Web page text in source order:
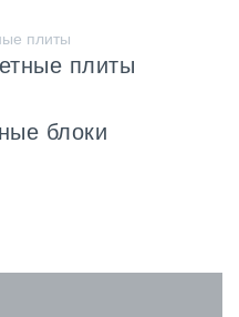
плиты
плиты
блоки